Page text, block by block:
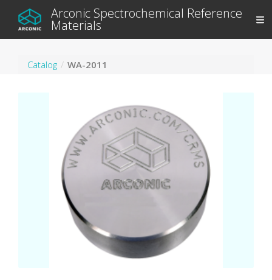
Arconic Spectrochemical Reference
Materials
Catalog WA-2011